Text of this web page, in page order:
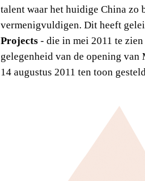
talent waar het huidige China zo
vermenigvuldigen. Dit heeft
Projects - die in mei 2011 te
gelegenheid van de opening van
14 augustus 2011 ten toon